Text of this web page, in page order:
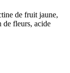
de fruit jaune,
de fleurs, acide